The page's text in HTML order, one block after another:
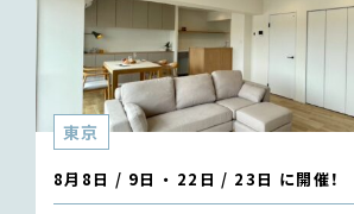
東京
8月8日 / 9日 ・ 22日 / 23日 に開催！